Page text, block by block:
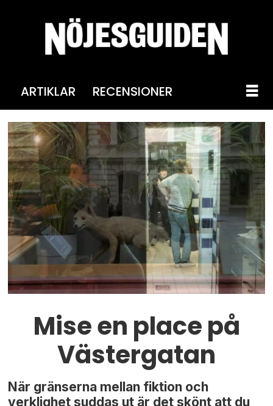
ARTIKLAR RECENSIONER
Mise en place på
Västergatan
När gränserna mellan fiktion och
verklighet suddas ut är det skönt att du